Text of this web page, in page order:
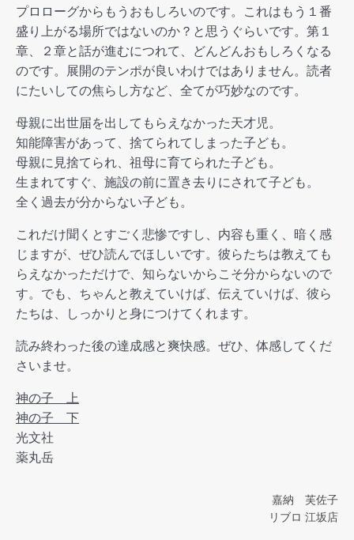
プロローグからもうおもしろいのです。これはもう１番
盛り上がる場所ではないのか？と思うぐらいです。第１
章、２章と話が進むにつれて、どんどんおもしろくなる
のです。展開のテンポが良いわけではありません。読者
にたいしての焦らし方など、全てが巧妙なのです。
母親に出世届を出してもらえなかった天才児。
知能障害があって、捨てられてしまった子ども。
母親に見捨てられ、祖母に育てられた子ども。
生まれてすぐ、施設の前に置き去りにされて子ども。
全く過去が分からない子ども。
これだけ聞くとすごく悲惨ですし、内容も重く、暗く感
じますが、ぜひ読んでほしいです。彼らたちは教えても
らえなかっただけで、知らないからこそ分からないので
す。でも、ちゃんと教えていけば、伝えていけば、彼ら
たちは、しっかりと身につけてくれます。
読み終わった後の達成感と爽快感。ぜひ、体感してくだ
さいませ。
神の子 上
神の子 下
光文社
薬丸岳
嘉納 芙佐子
リブロ 江坂店